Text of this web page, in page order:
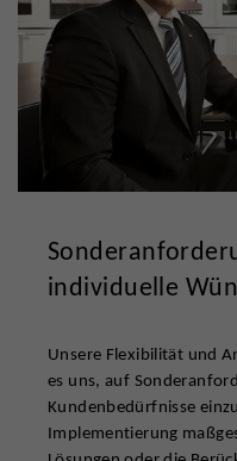
individuelle
Unsere Flexibilität und
es uns, auf
Kundenbedürfnisse
Implementierung